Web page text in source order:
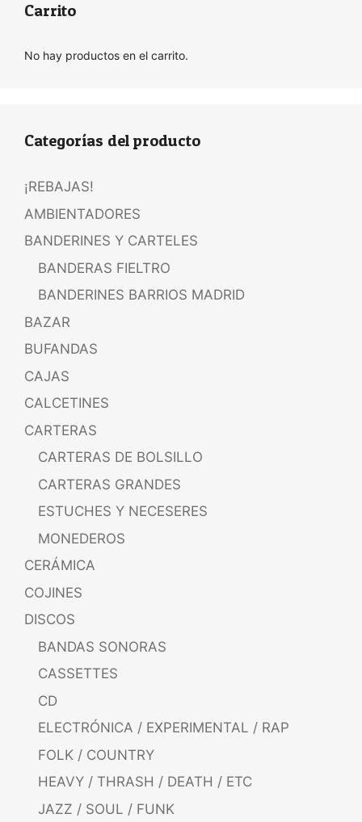
Carrito
No hay productos en el carrito.
Categorías del producto
¡REBAJAS!
AMBIENTADORES
BANDERINES Y CARTELES
BANDERAS FIELTRO
BANDERINES BARRIOS MADRID
BAZAR
BUFANDAS
CAJAS
CALCETINES
CARTERAS
CARTERAS DE BOLSILLO
CARTERAS GRANDES
ESTUCHES Y NECESERES
MONEDEROS
CERÁMICA
COJINES
DISCOS
BANDAS SONORAS
CASSETTES
CD
ELECTRÓNICA / EXPERIMENTAL / RAP
FOLK / COUNTRY
HEAVY / THRASH / DEATH / ETC
JAZZ / SOUL / FUNK